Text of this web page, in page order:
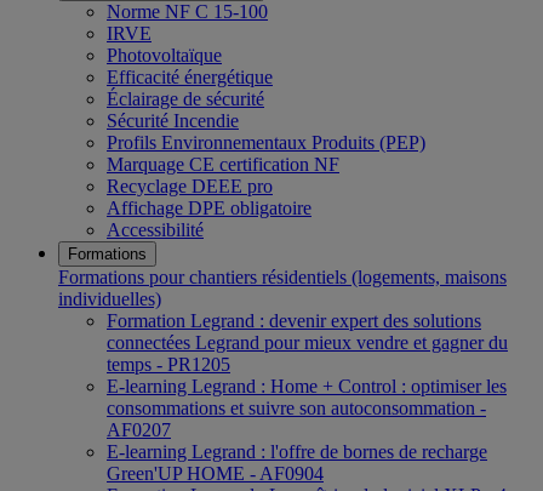
Norme NF C 15-100
IRVE
Photovoltaïque
Efficacité énergétique
Éclairage de sécurité
Sécurité Incendie
Profils Environnementaux Produits (PEP)
Marquage CE certification NF
Recyclage DEEE pro
Affichage DPE obligatoire
Accessibilité
Formations
Formations pour chantiers résidentiels (logements, maisons
individuelles)
Formation Legrand : devenir expert des solutions
connectées Legrand pour mieux vendre et gagner du
temps - PR1205
E-learning Legrand : Home + Control : optimiser les
consommations et suivre son autoconsommation -
AF0207
E-learning Legrand : l'offre de bornes de recharge
Green'UP HOME - AF0904